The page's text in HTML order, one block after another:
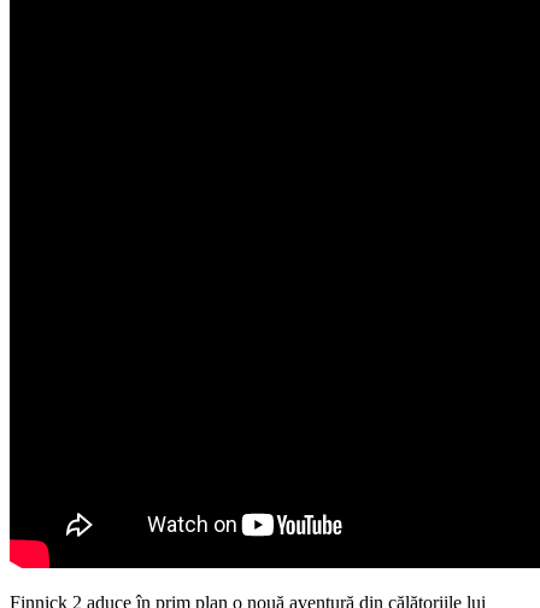
Finnick 2 aduce în prim plan o nouă aventură din călătoriile lui